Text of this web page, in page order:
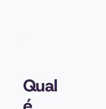
Qual